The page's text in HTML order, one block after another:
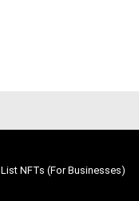
List NFTs (For Businesses)